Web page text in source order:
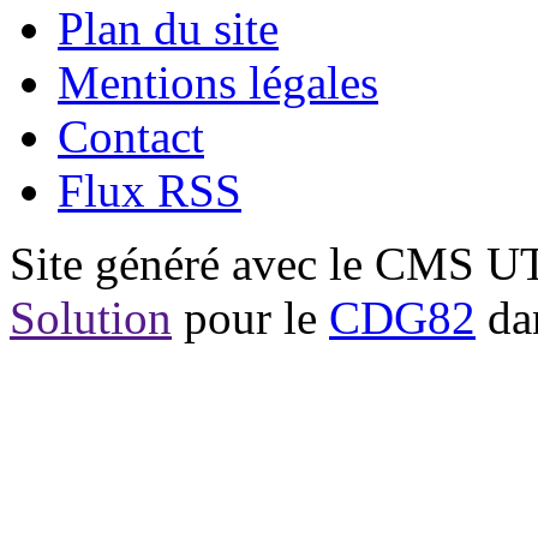
Plan du site
Mentions légales
Contact
Flux RSS
Site généré avec le CMS
Solution pour le CDG82